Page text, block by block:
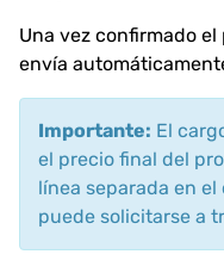
Una vez confirmado
envía
Importante: El
el precio final del
línea separada en
puede solicitarse a